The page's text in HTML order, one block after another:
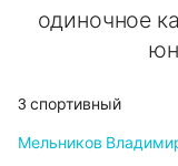
одиночное
3 спортивный
Мельников